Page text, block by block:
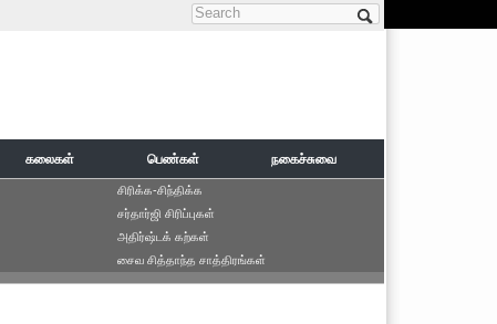
Search form
கலைகள் பெண்கள் நகைச்சுவை
சிரிக்க-சிந்திக்க
சர்தார்ஜி சிரிப்புகள்
அதிர்ஷ்டக் கற்கள்
சைவ சித்தாந்த சாத்திரங்கள்